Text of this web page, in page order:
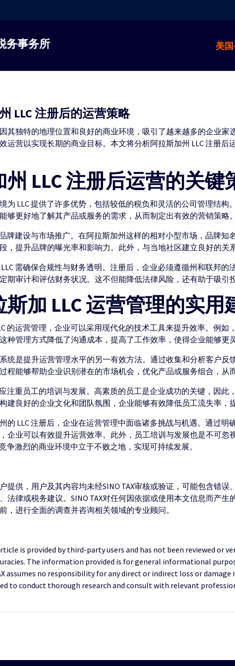
务事务所 美
LLC 注册后的运营策略
其独特的地理位置和良好的商业环境，吸引了越来越多的企业家
运营以实现长期的商业目标。本文将分析阿拉斯加州 LLC 注册
州 LLC 注册后运营的关键
为 LLC 提供了许多优势，包括较低的税负和灵活的公司管理结
够更好地了解其产品或服务的需求，从而制定出有效的营销策略
牌建设与市场推广。在阿拉斯加州这样的相对小型市场，品牌
，提升品牌的曝光率和影响力。此外，与当地社区建立良好的关
需确保合规性与财务透明。注册后，企业必须遵循州和联邦
期审计和评估财务状况。这不但能降低法律风险，还有助于吸引
加 LLC 运营管理的实用
的运营管理，企业可以采用现代化的技术工具来提升效率。例
种管理方式降低了沟通成本，提高了工作效率，使得企业能够更
统是提升运营管理水平的另一有效方法。通过收集和分析客户反
程能够帮助企业识别潜在的市场机会，优化产品或服务组合，从
注重员工的培训与发展。高素质的员工是企业成功的关键，因
建良好的企业文化和团队氛围，企业能够有效降低员工流失率，
的 LLC 注册后，企业在运营管理中面临诸多挑战与机遇。通过
企业可以有效提升运营效率。此外，员工培训与发展也是不可
争激烈的商业环境中立于不败之地，实现可持续发展。
提供，用户及其内容均未经SINO TAX审核或验证，可能包含错
法律或税务建议。SINO TAX对任何因依据或使用本文信息而产
，进行全面的调查并咨询相关领域的专业顾问。
is provided by third-party users and has not been reviewed or
The information provided is for general informational
assumes no responsibility for any direct or indirect loss or
to conduct thorough research and consult with relevant